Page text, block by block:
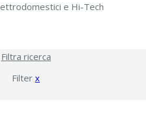
e Hi-Tech
Filtra ricerca
Filter x